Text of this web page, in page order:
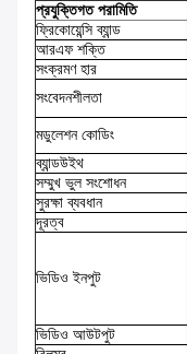
প্রযুক্তিগত পরামিতি
ফ্রিকোয়েন্সি ব্যান্ড
আরএফ শক্তি
সংক্রমণ হার
সংবেদনশীলতা
মডুলেশন কোডিং
ব্যান্ডউইথ
সম্মুখ ভুল সংশোধন
সুরক্ষা ব্যবধান
দূরত্ব
ভিডিও ইনপুট
ভিডিও আউটপুট